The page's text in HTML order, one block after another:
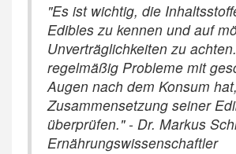
"Es ist wichtig, die
Edibles zu kennen und auf
Unverträglichkeiten zu
regelmäßig Probleme mit
Augen nach dem Konsum
Zusammensetzung seiner
überprüfen." - Dr. Markus
Ernährungswissenschaftler